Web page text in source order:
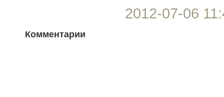
2012-07-06
Комментарии